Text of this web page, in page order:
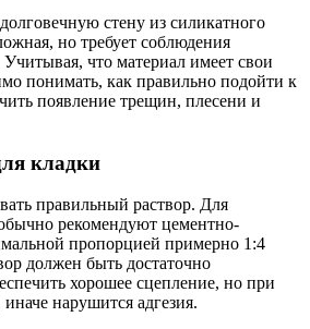
стену из силикатного
но требует соблюдения
что материал имеет свои
понимать, как правильно подойти к
появление трещин, плесени и
кладки
правильный раствор. Для
рекомендуют цементно-
пропорцией примерно 1:4
должен быть достаточно
хорошее сцепление, но при
нарушится адгезия.